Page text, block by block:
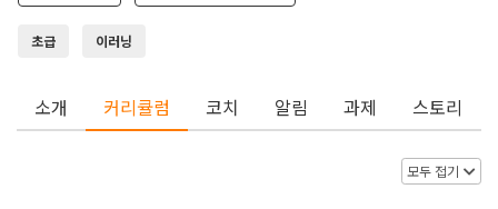
초급 이러닝
소개 커리큘럼 코치 알림 과제 스토리
모두 접기